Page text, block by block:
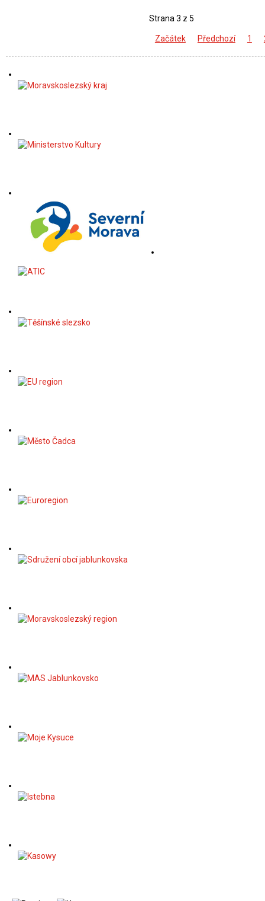
Strana 3 z 5
Začátek Předchozí 1